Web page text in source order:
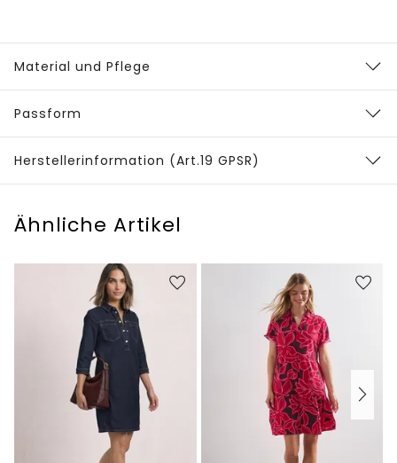
Material und Pflege
Passform
Herstellerinformation (Art.19 GPSR)
Ähnliche Artikel